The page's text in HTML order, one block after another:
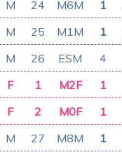
M 24 M6M 1
M 25 M1M 1
M 26 ESM 4
F 1 M2F 1
F 2 M0F 1
M 27 M8M 1